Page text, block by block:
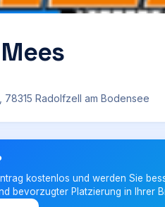
78315 Radolfzell am Bodensee
kostenlos und werden Sie
bevorzugter Platzierung in Ihrer